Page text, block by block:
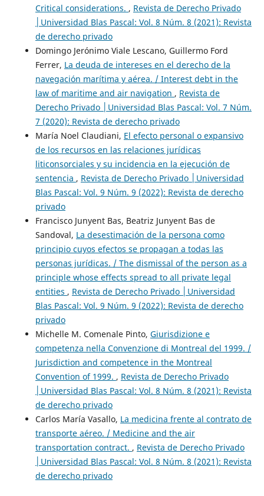
Critical considerations. , Revista de Derecho Privado
│Universidad Blas Pascal: Vol. 8 Núm. 8 (2021): Revista
de derecho privado
Domingo Jerónimo Viale Lescano, Guillermo Ford
Ferrer, La deuda de intereses en el derecho de la
navegación marítima y aérea. / Interest debt in the
law of maritime and air navigation , Revista de
Derecho Privado │Universidad Blas Pascal: Vol. 7 Núm.
7 (2020): Revista de derecho privado
María Noel Claudiani, El efecto personal o expansivo
de los recursos en las relaciones jurídicas
liticonsorciales y su incidencia en la ejecución de
sentencia , Revista de Derecho Privado │Universidad
Blas Pascal: Vol. 9 Núm. 9 (2022): Revista de derecho
privado
Francisco Junyent Bas, Beatriz Junyent Bas de
Sandoval, La desestimación de la persona como
principio cuyos efectos se propagan a todas las
personas jurídicas. / The dismissal of the person as a
principle whose effects spread to all private legal
entities , Revista de Derecho Privado │Universidad
Blas Pascal: Vol. 9 Núm. 9 (2022): Revista de derecho
privado
Michelle M. Comenale Pinto, Giurisdizione e
competenza nella Convenzione di Montreal del 1999. /
Jurisdiction and competence in the Montreal
Convention of 1999. , Revista de Derecho Privado
│Universidad Blas Pascal: Vol. 8 Núm. 8 (2021): Revista
de derecho privado
Carlos María Vasallo, La medicina frente al contrato de
transporte aéreo. / Medicine and the air
transportation contract. , Revista de Derecho Privado
│Universidad Blas Pascal: Vol. 8 Núm. 8 (2021): Revista
de derecho privado